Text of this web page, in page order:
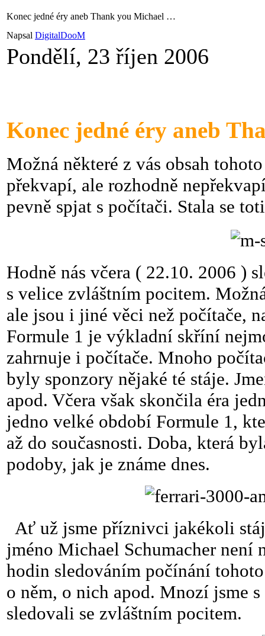
Konec jedné éry aneb Thank you Michael …
Napsal DigitalDooM
Pondělí, 23 říjen 2006
Konec jedné éry aneb
Možná některé z vás obsah
překvapí, ale rozhodně
pevně spjat s počítači. Stala se
Hodně nás včera ( 22.10. 2006 )
s velice zvláštním pocitem.
ale jsou i jiné věci než počítače,
Formule 1 je výkladní skříní
zahrnuje i počítače. Mnoho
byly sponzory nějaké té stáje.
apod. Včera však skončila éra
jedno velké období Formule 1,
až do současnosti. Doba, která
podoby, jak je známe dnes.
Ať už jsme příznivci jakékoli
jméno Michael Schumacher není
hodin sledováním počínání
o něm, o nich apod. Mnozí jsme
sledovali se zvláštním pocitem.